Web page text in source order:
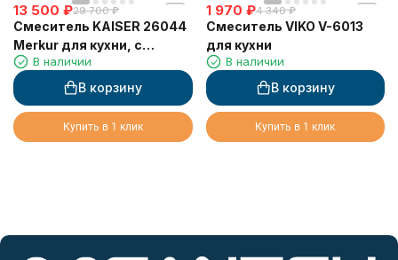
13 500 ₽29 700 ₽
Смеситель KAISER 26044
Merkur для кухни, с
краном для питьевой
воды, хром
В наличии
В корзину
Купить в 1 клик
1 970 ₽4 340 ₽
Смеситель VIKO V-6013
для кухни
В наличии
В корзину
Купить в 1 клик